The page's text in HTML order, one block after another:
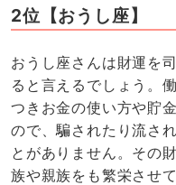
2位【おうし座】
おうし座さんは財運を
ると言えるでしょう。
つきお金の使い方や貯
ので、騙されたり流さ
とがありません。その
族や親族をも繁栄させ